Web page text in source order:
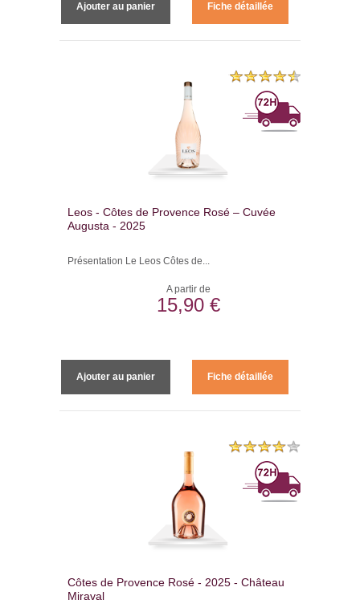
Ajouter au panier Fiche détaillée
Leos - Côtes de Provence Rosé – Cuvée
Augusta - 2025
Présentation Le Leos Côtes de...
A partir de
15,90 €
Ajouter au panier Fiche détaillée
Côtes de Provence Rosé - 2025 - Château
Miraval